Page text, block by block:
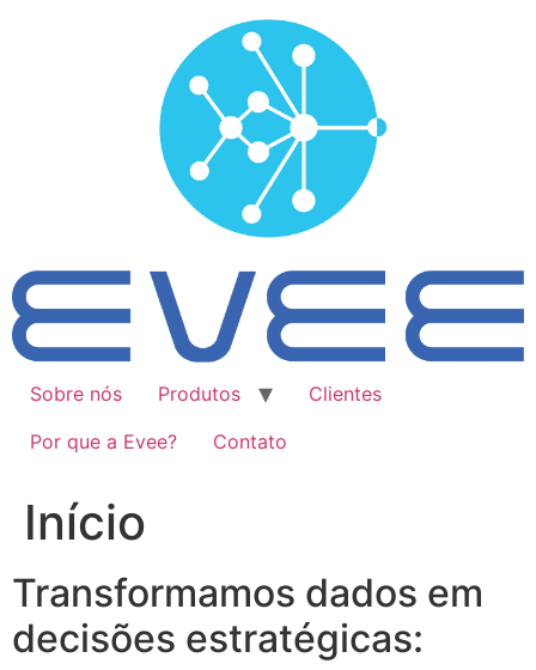
Sobre nós Produtos
Clientes
Por que a Evee?
Contato
Início
Transformamos dados em
decisões estratégicas: